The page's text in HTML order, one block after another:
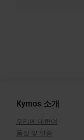
Kymos 소개
우리에 대하여
품질 및 인증